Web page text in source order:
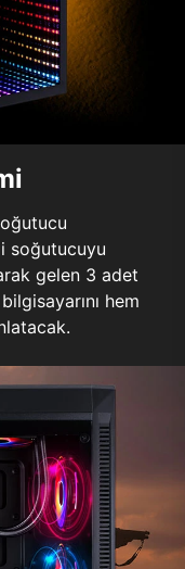
soğutucuyu
gelen 3 adet
hem